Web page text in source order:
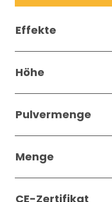
Effekte
Höhe
Pulvermenge
Menge
CE-Zertifikat